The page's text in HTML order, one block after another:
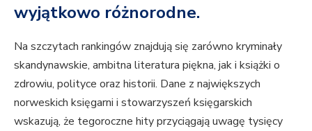
wyjątkowo różnorodne.
Na szczytach rankingów znajdują się zarówno kryminały
skandynawskie, ambitna literatura piękna, jak i książki o
zdrowiu, polityce oraz historii. Dane z największych
norweskich księgarni i stowarzyszeń księgarskich
wskazują, że tegoroczne hity przyciągają uwagę tysięcy